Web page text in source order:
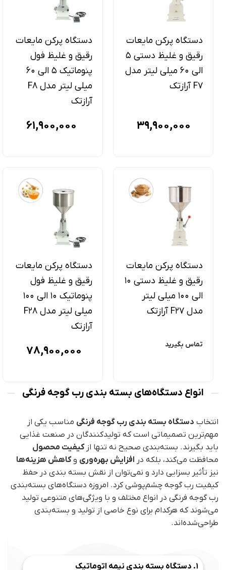
دستگاه پرکن مایعات
رقیق و غلیظ دستی 5
الی 60 میلی لیتر مدل
F7 آرازتک
39,900,000
دستگاه پرکن مایعات
رقیق و غلیظ فول
پنوماتیک 5 الی 60
میلی لیتر مدل F8
آرازتک
61,900,000
دستگاه پرکن مایعات
رقیق و غلیظ دستی 10
الی 100 میلی لیتر
مدل F27 آرازتک
تماس بگیرید
دستگاه پرکن مایعات
رقیق و غلیظ فول
پنوماتیک 10 الی 100
میلی لیتر مدل F28
آرازتک
78,900,000
انواع دستگاه‌های بسته‌ بندی رب گوجه فرنگی
انتخاب دستگاه بسته‌ بندی رب گوجه فرنگی مناسب یکی از
مهم‌ترین تصمیماتی است که تولیدکنندگان در صنعت غذایی
باید بگیرند. بسته‌بندی صحیح نه تنها ازکیفیت محصول
محافظت می‌کند، بلکه در افزایش بهره‌وری وکاهش هزینه‌ها
نیز تأثیر بسزایی دارد و نمی‌توان از نقش بسته‌ بندی در حفظ
کیفیت رب گوجه چشم‌پوشی کرد. امروزه دستگاه‌های بسته‌بندی
رب گوجه فرنگی در انواع مختلف و با ویژگی‌های متنوعی تولید
می‌شوند که هرکدام برای نوع خاصی از تولید و بسته‌بندی
طراحی‌شده‌اند.
1. دستگاه بسته‌ بندی نیمه اتوماتیک